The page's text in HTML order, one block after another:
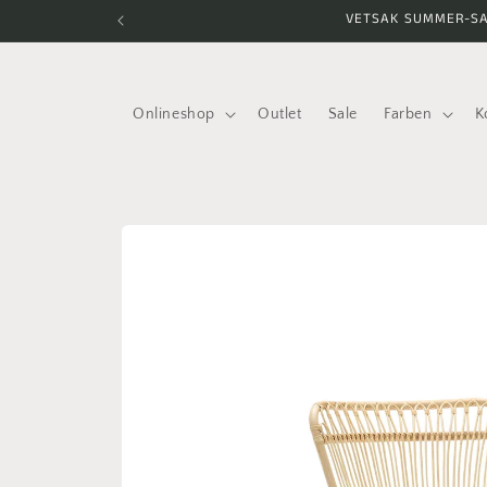
Inhalt
VETSAK SUMMER-
Onlineshop Outlet Sale Farben